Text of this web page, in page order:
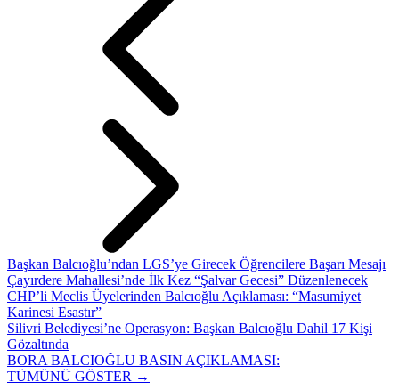
Başkan Balcıoğlu’ndan LGS’ye Girecek Öğrencilere Başarı Mesajı
Çayırdere Mahallesi’nde İlk Kez “Şalvar Gecesi” Düzenlenecek
CHP’li Meclis Üyelerinden Balcıoğlu Açıklaması: “Masumiyet
Karinesi Esastır”
Silivri Belediyesi’ne Operasyon: Başkan Balcıoğlu Dahil 17 Kişi
Gözaltında
BORA BALCIOĞLU BASIN AÇIKLAMASI:
TÜMÜNÜ GÖSTER →